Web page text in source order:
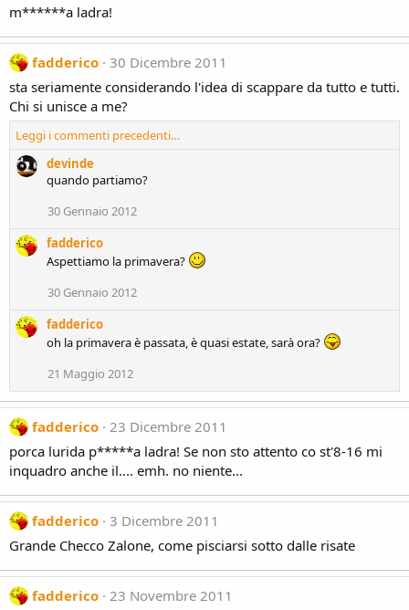
m******a ladra!
fadderico 30 Dicembre 2011
sta seriamente considerando l'idea di scappare da tutto e tutti.
Chi si unisce a me?
Leggi i commenti precedenti…
devinde
quando partiamo?
30 Gennaio 2012
fadderico
Aspettiamo la primavera?
30 Gennaio 2012
fadderico
oh la primavera è passata, è quasi estate, sarà ora?
21 Maggio 2012
fadderico 23 Dicembre 2011
porca lurida p*****a ladra! Se non sto attento co st'8-16 mi
inquadro anche il.... emh. no niente...
fadderico 3 Dicembre 2011
Grande Checco Zalone, come pisciarsi sotto dalle risate
fadderico 23 Novembre 2011